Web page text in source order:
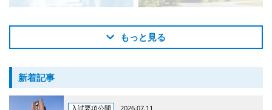
もっと見る
新着記事
入試要項公開 2026.07.11